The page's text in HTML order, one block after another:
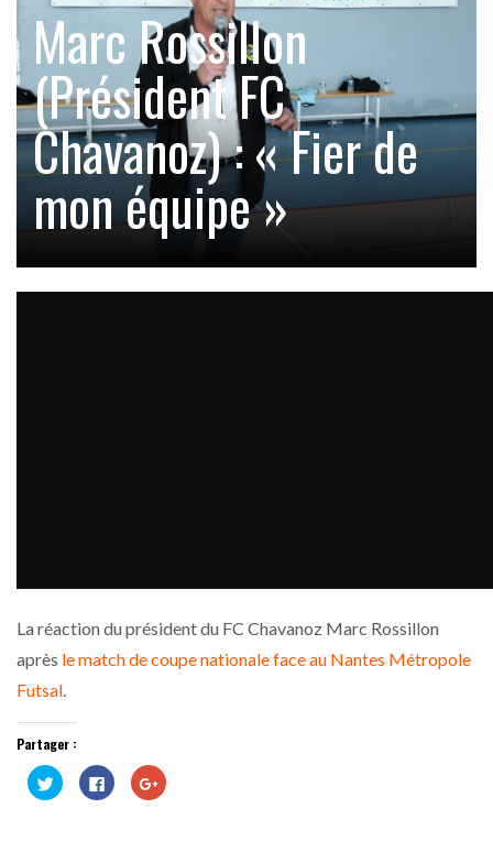
Marc Rossillon
(Président FC
Chavanoz) : « Fier de
mon équipe »
La réaction du président du FC Chavanoz Marc Rossillon
après le match de coupe nationale face au Nantes Métropole
Futsal.
Partager :
Cliquez
pour
partager
Cliquez
pour
partager
Cliquez
pour